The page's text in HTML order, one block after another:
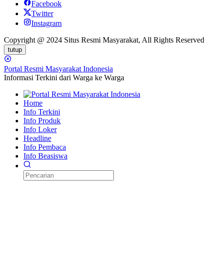
Facebook
Twitter
Instagram
Copyright @ 2024 Situs Resmi Masyarakat, All Rights Reserved
tutup
Portal Resmi Masyarakat Indonesia
Informasi Terkini dari Warga ke Warga
Home
Info Terkini
Info Produk
Info Loker
Headline
Info Pembaca
Info Beasiswa